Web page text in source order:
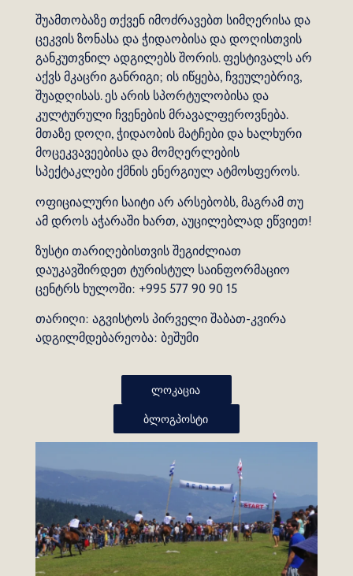
შუამთობაზე თქვენ იმოძრავებთ სიმღერისა და
ცეკვის ზონასა და ჭიდაობისა და დოღისთვის
განკუთვნილ ადგილებს შორის. ფესტივალს არ
აქვს მკაცრი განრიგი; ის იწყება, ჩვეულებრივ,
შუადღისას. ეს არის სპორტულობისა და
კულტურული ჩვენების მრავალფეროვნება.
მთაზე დოღი, ჭიდაობის მატჩები და ხალხური
მოცეკვავეებისა და მომღერლების
სპექტაკლები ქმნის ენერგიულ ატმოსფეროს.
ოფიციალური საიტი არ არსებობს, მაგრამ თუ
ამ დროს აჭარაში ხართ, აუცილებლად ეწვიეთ!
ზუსტი თარიღებისთვის შეგიძლიათ
დაუკავშირდეთ ტურისტულ საინფორმაციო
ცენტრს ხულოში: +995 577 90 90 15
თარიღი: აგვისტოს პირველი შაბათ-კვირა
ადგილმდებარეობა: ბეშუმი
ლოკაცია
ბლოგპოსტი